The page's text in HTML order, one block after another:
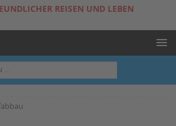
REISEN UND LEBEN